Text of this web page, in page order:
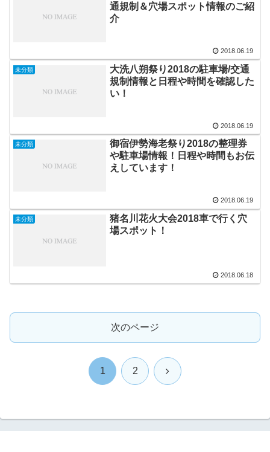
通規制＆穴場スポット情報のご紹
介
2018.06.19
未分類
大洗八朔祭り2018の駐車場/交通
規制情報と日程や時間を確認した
い！
2018.06.19
未分類
御宿伊勢海老祭り2018の整理券
や駐車場情報！日程や時間もお伝
えしています！
2018.06.19
未分類
猪名川花火大会2018車で行く穴
場スポット！
2018.06.18
次のページ
1 2 次